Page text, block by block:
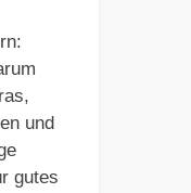
und
gutes